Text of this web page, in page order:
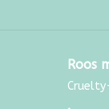
(CARNAUBA)
GLYCERYL
Roos